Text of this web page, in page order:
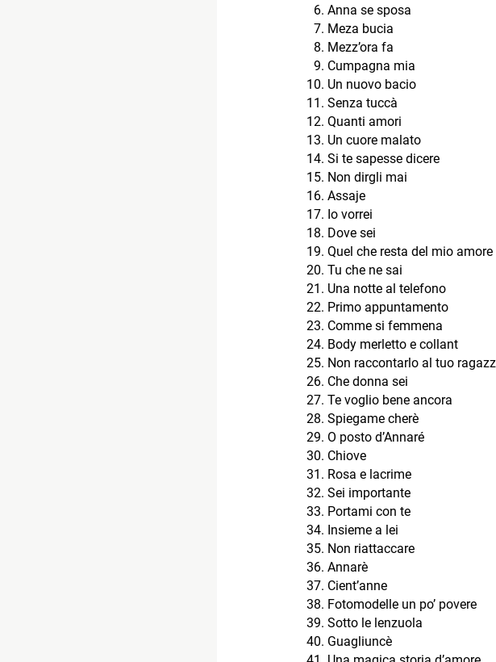
Anna se sposa
Meza bucia
Mezz’ora fa
Cumpagna mia
Un nuovo bacio
Senza tuccà
Quanti amori
Un cuore malato
Si te sapesse dicere
Non dirgli mai
Assaje
Io vorrei
Dove sei
Quel che resta del mio amore
Tu che ne sai
Una notte al telefono
Primo appuntamento
Comme si femmena
Body merletto e collant
Non raccontarlo al tuo
Che donna sei
Te voglio bene ancora
Spiegame cherè
O posto d’Annaré
Chiove
Rosa e lacrime
Sei importante
Portami con te
Insieme a lei
Non riattaccare
Annarè
Cient’anne
Fotomodelle un po’ povere
Sotto le lenzuola
Guagliuncè